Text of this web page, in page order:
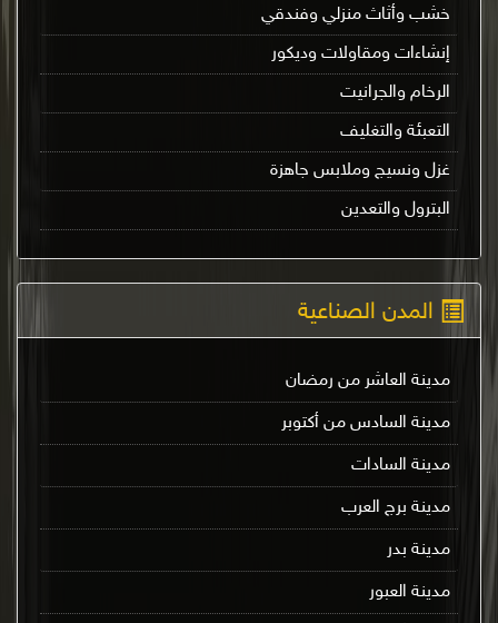
خشب وأثاث منزلي وفندقي
إنشاءات ومقاولات وديكور
الرخام والجرانيت
التعبئة والتغليف
غزل ونسيج وملابس جاهزة
البترول والتعدين
المدن الصناعية
مدينة العاشر من رمضان
مدينة السادس من أكتوبر
مدينة السادات
مدينة برج العرب
مدينة بدر
مدينة العبور